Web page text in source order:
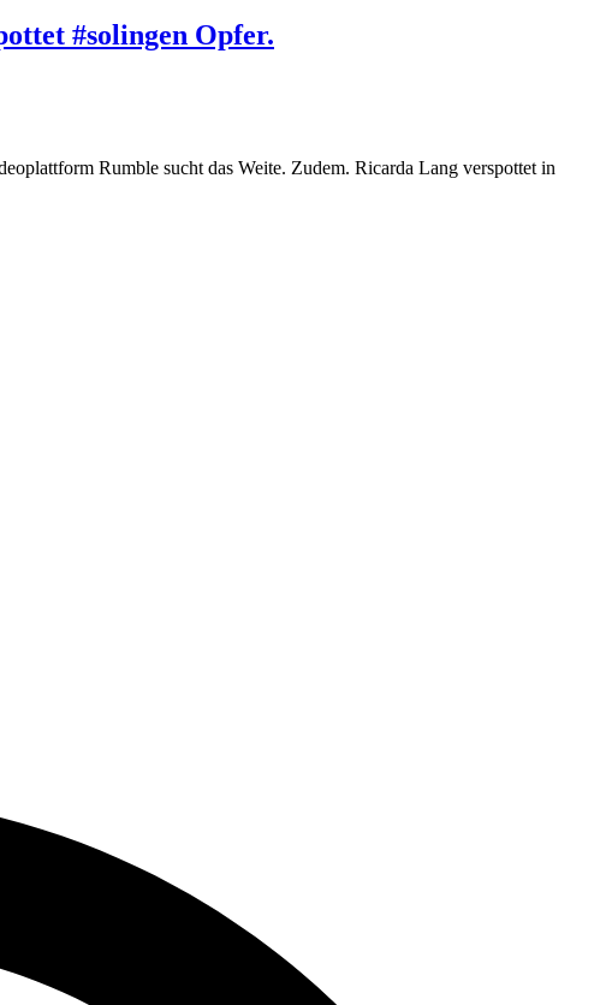
#solingen Opfer.
Rumble sucht das Weite. Zudem. Ricarda Lang verspottet in